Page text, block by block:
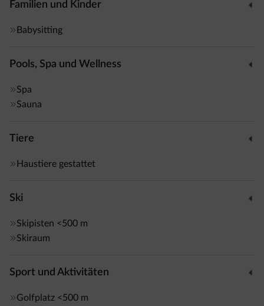
direkt vor der Unterkunft hält. Besuchen Sie die Skipisten
Skilift zu erreichen sind.
Bruneck liegt 35 Fahrminuten entfernt.
Familien und Kinder
Babysitting
Pools, Spa und Wellness
Spa
Sauna
Tiere
Haustiere gestattet
Ski
Skipisten <500 m
Skiraum
Sport und Aktivitäten
Golfplatz <500 m